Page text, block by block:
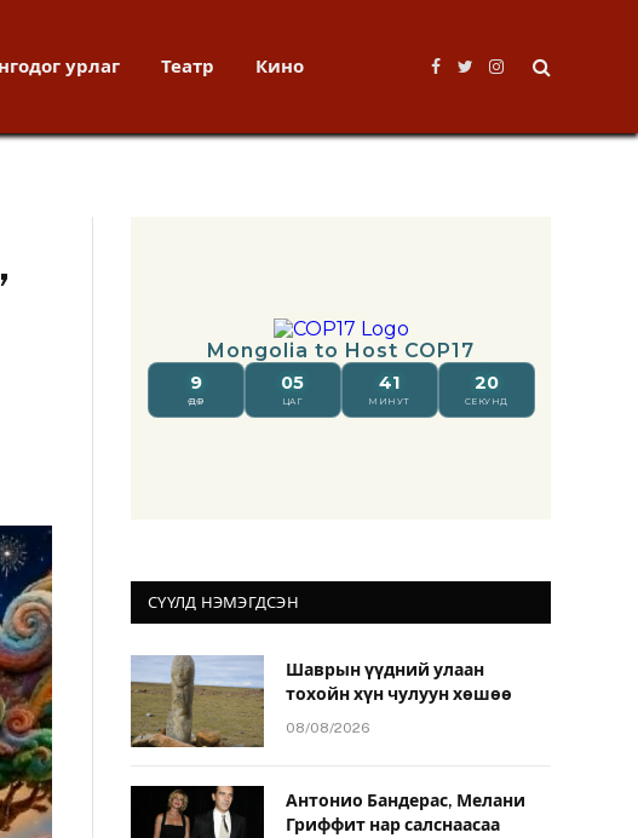
урлаг Театр Кино
Facebook
TwitterInstagram
СҮҮЛД НЭМЭГДСЭН
Шаврын үүдний улаан
тохойн хүн чулуун хөшөө
08/08/2026
Антонио Бандерас, Мелани
Гриффит нар салснаасаа